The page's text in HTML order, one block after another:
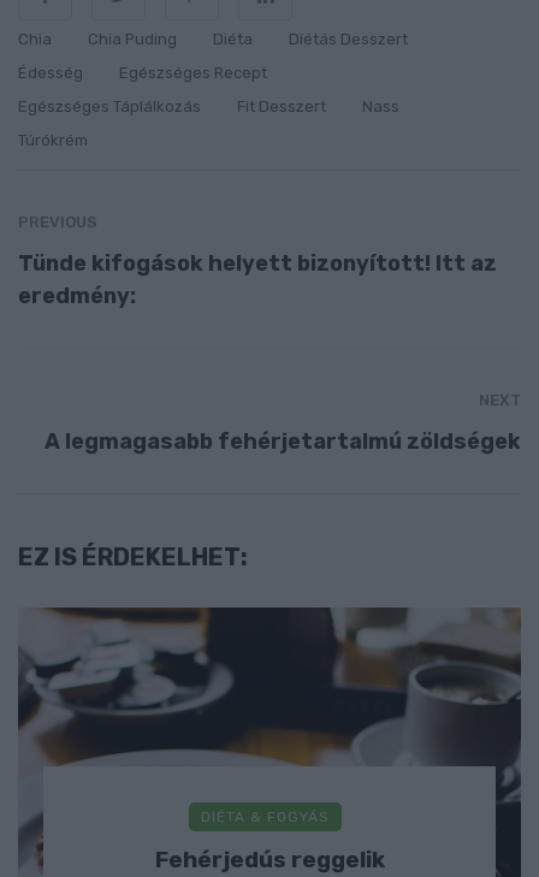
Chia Chia Puding Diéta
Diétás Desszert
Édesség
Egészséges Recept
Egészséges Táplálkozás
Fit Desszert
Nass
Túrókrém
PREVIOUS
Tünde kifogások helyett bizonyított! Itt az
eredmény:
NEXT
A legmagasabb fehérjetartalmú zöldségek
EZ IS ÉRDEKELHET:
DIÉTA & FOGYÁS
Fehérjedús reggelik